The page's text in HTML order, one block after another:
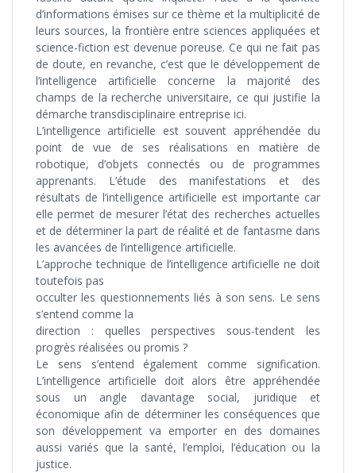
d’informations émises sur ce thème et la multiplicité de
leurs sources, la frontière entre sciences appliquées et
science-fiction est devenue poreuse. Ce qui ne fait pas
de doute, en revanche, c’est que le développement de
l’intelligence artificielle concerne la majorité des
champs de la recherche universitaire, ce qui justifie la
démarche transdisciplinaire entreprise ici.
L’intelligence artificielle est souvent appréhendée du
point de vue de ses réalisations en matière de
robotique, d’objets connectés ou de programmes
apprenants. L’étude des manifestations et des
résultats de l’intelligence artificielle est importante car
elle permet de mesurer l’état des recherches actuelles
et de déterminer la part de réalité et de fantasme dans
les avancées de l’intelligence artificielle.
L’approche technique de l’intelligence artificielle ne doit
toutefois pas
occulter les questionnements liés à son sens. Le sens
s’entend comme la
direction : quelles perspectives sous-tendent les
progrès réalisées ou promis ?
Le sens s’entend également comme signification.
L’intelligence artificielle doit alors être appréhendée
sous un angle davantage social, juridique et
économique afin de déterminer les conséquences que
son développement va emporter en des domaines
aussi variés que la santé, l’emploi, l’éducation ou la
justice.